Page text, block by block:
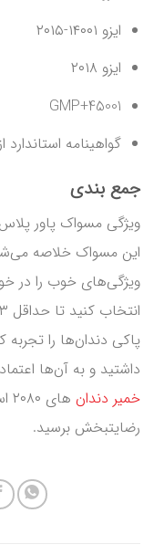
ایزو ۱۴۰۰۱-۲۰۱۵
ایزو ۲۰۱۸
GMP+45001
گواهینامه استاندارد
جمع بندی
این مسواک خلاصه
ویژگی‌های خوب را در
پاکی دندان‌ها را تجربه
داشتید و به آن‌ها
خمیر دندان
رضایتبخش برسید.